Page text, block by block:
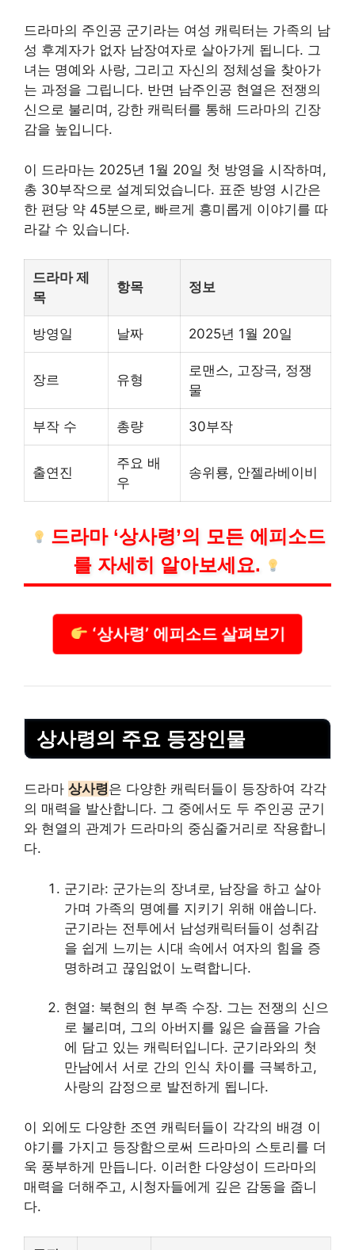
드라마의 주인공 군기라는 여성 캐릭터는 가족의 남
성 후계자가 없자 남장여자로 살아가게 됩니다. 그
녀는 명예와 사랑, 그리고 자신의 정체성을 찾아가
는 과정을 그립니다. 반면 남주인공 현열은 전쟁의
신으로 불리며, 강한 캐릭터를 통해 드라마의 긴장
감을 높입니다.
이 드라마는 2025년 1월 20일 첫 방영을 시작하며,
총 30부작으로 설계되었습니다. 표준 방영 시간은
한 편당 약 45분으로, 빠르게 흥미롭게 이야기를 따
라갈 수 있습니다.
드라마 제
목
항목 정보
방영일 날짜 2025년 1월 20일
장르 유형
로맨스, 고장극, 정쟁
물
부작 수 총량 30부작
출연진
주요 배
우
송위룡, 안젤라베이비
드라마 ‘상사령’의 모든 에피소드
를 자세히 알아보세요.
‘상사령’ 에피소드 살펴보기
상사령의 주요 등장인물
드라마 상사령은 다양한 캐릭터들이 등장하여 각각
의 매력을 발산합니다. 그 중에서도 두 주인공 군기
와 현열의 관계가 드라마의 중심줄거리로 작용합니
다.
군기라: 군가는의 장녀로, 남장을 하고 살아
가며 가족의 명예를 지키기 위해 애씁니다.
군기라는 전투에서 남성캐릭터들이 성취감
을 쉽게 느끼는 시대 속에서 여자의 힘을 증
명하려고 끊임없이 노력합니다.
현열: 북현의 현 부족 수장. 그는 전쟁의 신으
로 불리며, 그의 아버지를 잃은 슬픔을 가슴
에 담고 있는 캐릭터입니다. 군기라와의 첫
만남에서 서로 간의 인식 차이를 극복하고,
사랑의 감정으로 발전하게 됩니다.
이 외에도 다양한 조연 캐릭터들이 각각의 배경 이
야기를 가지고 등장함으로써 드라마의 스토리를 더
욱 풍부하게 만듭니다. 이러한 다양성이 드라마의
매력을 더해주고, 시청자들에게 깊은 감동을 줍니
다.